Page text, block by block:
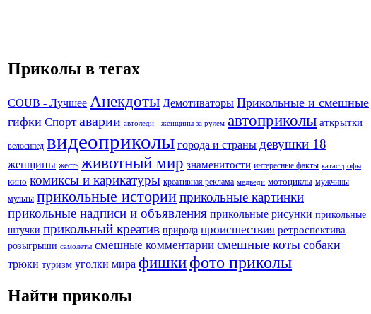
Приколы в тегах
COUB - Лучшее Анекдоты Демотиваторы Прикольные и смешные
гифки Спорт аварии автоледи - женщины за рулем автоприколы аткрытки
велосипед видеоприколы города и страны девушки 18
женщины жесть животный мир знаменитости интересные факты катастрофы
кино комиксы и карикатуры креативная реклама медведи мотоциклы мужчины
мульты прикольные историиприкольные картинки
прикольные надписи и объявления прикольные рисунки прикольные
штучки прикольный креатив природа происшествия ретроспектива
розыгрыши самолеты смешные комментарии смешные коты собаки
трюки туризм уголки мира фишкифото приколы
Найти приколы